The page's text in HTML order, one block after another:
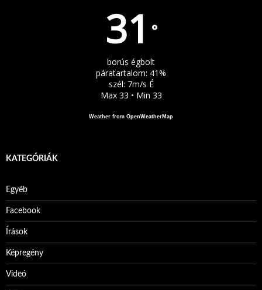
31 °
borús égbolt
páratartalom: 41%
szél: 7m/s É
Max 33 • Min 33
Weather from OpenWeatherMap
KATEGÓRIÁK
Egyéb
Facebook
Írások
Képregény
Videó